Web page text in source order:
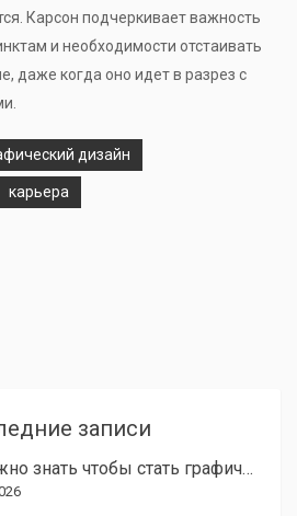
Карсон подчеркивает важность
и необходимости отстаивать
даже когда оно идет в разрез с
дизайн
карьера
записи
Что нужно знать чтобы стать графическим дизайнером: полный гид на 2026 год